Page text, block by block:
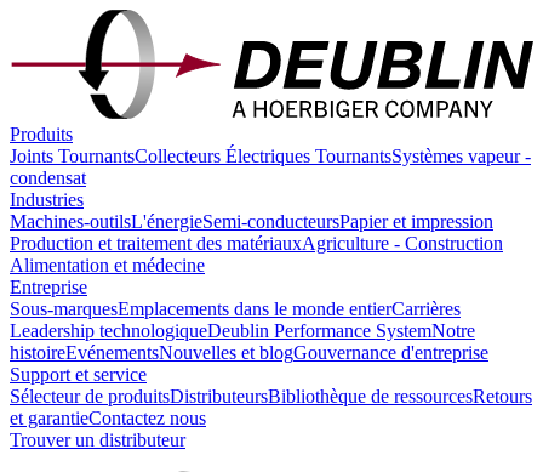
Produits
Joints TournantsCollecteurs Électriques TournantsSystèmes vapeur -
condensat
Industries
Machines-outilsL'énergieSemi-conducteursPapier et impression
Production et traitement des matériauxAgriculture - Construction
Alimentation et médecine
Entreprise
Sous-marquesEmplacements dans le monde entierCarrières
Leadership technologiqueDeublin Performance SystemNotre
histoireEvénementsNouvelles et blogGouvernance d'entreprise
Support et service
Sélecteur de produitsDistributeursBibliothèque de ressourcesRetours
et garantieContactez nous
Trouver un distributeur